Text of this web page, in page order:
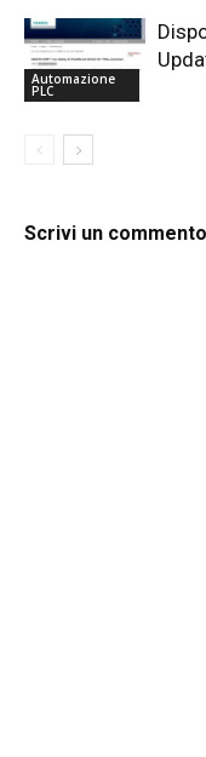
Automazione
PLC
Scrivi un